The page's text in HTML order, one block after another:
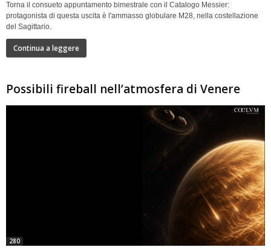
Torna il consueto appuntamento bimestrale con il Catalogo Messier:
protagonista di questa uscita è l'ammasso globulare M28, nella costellazione
del Sagittario.
Continua a leggere
Possibili fireball nell’atmosfera di Venere
280